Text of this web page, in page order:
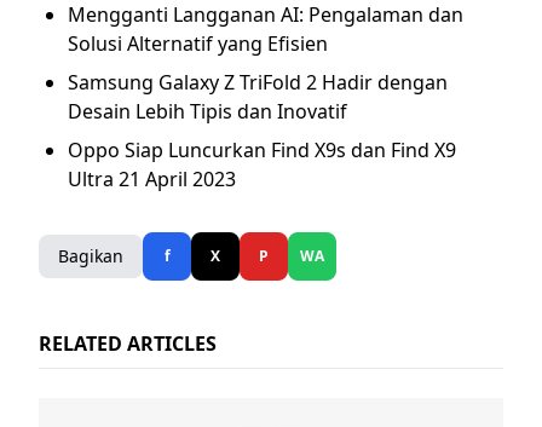
Mengganti Langganan AI: Pengalaman dan
Solusi Alternatif yang Efisien
Samsung Galaxy Z TriFold 2 Hadir dengan
Desain Lebih Tipis dan Inovatif
Oppo Siap Luncurkan Find X9s dan Find X9
Ultra 21 April 2023
Bagikan f X P WA
RELATED ARTICLES